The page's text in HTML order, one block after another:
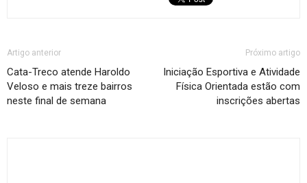
Artigo anterior
Cata-Treco atende Haroldo
Veloso e mais treze bairros
neste final de semana
Próximo artigo
Iniciação Esportiva e Atividade
Física Orientada estão com
inscrições abertas